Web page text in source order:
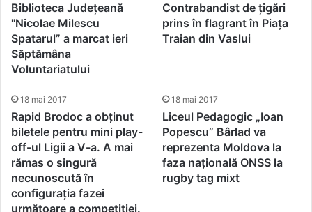
Biblioteca Județeană
"Nicolae Milescu
Spatarul” a marcat ieri
Săptămâna
Voluntariatului
Contrabandist de țigări
prins în flagrant în Piața
Traian din Vaslui
18 mai 2017
Rapid Brodoc a obținut
biletele pentru mini play-
off-ul Ligii a V-a. A mai
rămas o singură
necunoscută în
configurația fazei
următoare a competiției.
18 mai 2017
Liceul Pedagogic „Ioan
Popescu” Bârlad va
reprezenta Moldova la
faza națională ONSS la
rugby tag mixt